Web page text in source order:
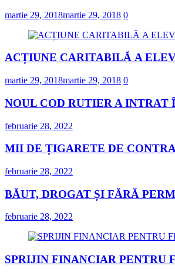
martie 29, 2018martie 29, 2018 0
ACȚIUNE CARITABILĂ A
martie 29, 2018martie 29, 2018 0
NOUL COD RUTIER A INTRAT
februarie 28, 2022
MII DE ȚIGARETE DE
februarie 28, 2022
BĂUT, DROGAT ȘI FĂRĂ
februarie 28, 2022
SPRIJIN FINANCIAR PENTRU